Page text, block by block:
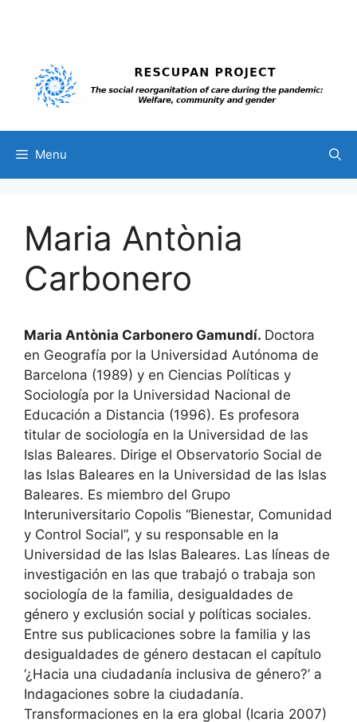
Menu
Maria Antònia
Carbonero
Maria Antònia Carbonero Gamundí. Doctora
en Geografía por la Universidad Autónoma de
Barcelona (1989) y en Ciencias Políticas y
Sociología por la Universidad Nacional de
Educación a Distancia (1996). Es profesora
titular de sociología en la Universidad de las
Islas Baleares. Dirige el Observatorio Social de
las Islas Baleares en la Universidad de las Islas
Baleares. Es miembro del Grupo
Interuniversitario Copolis “Bienestar, Comunidad
y Control Social”, y su responsable en la
Universidad de las Islas Baleares. Las líneas de
investigación en las que trabajó o trabaja son
sociología de la familia, desigualdades de
género y exclusión social y políticas sociales.
Entre sus publicaciones sobre la familia y las
desigualdades de género destacan el capítulo
‘¿Hacia una ciudadanía inclusiva de género?’ a
Indagaciones sobre la ciudadanía.
Transformaciones en la era global (Icaria 2007)